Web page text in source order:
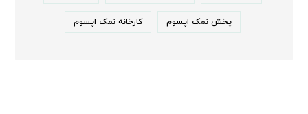
پخش نمک اپسوم کارخانه نمک اپسوم